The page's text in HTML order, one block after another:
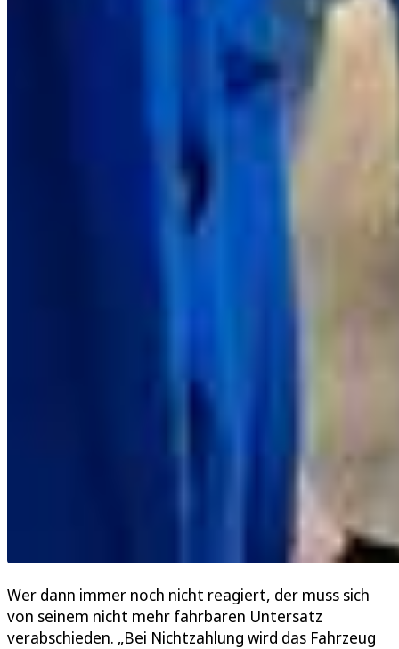
Wer dann immer noch nicht reagiert, der muss sich
von seinem nicht mehr fahrbaren Untersatz
verabschieden. „Bei Nichtzahlung wird das Fahrzeug